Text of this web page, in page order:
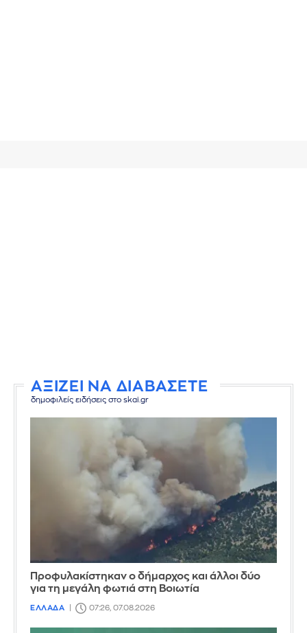
ΑΞΙΖΕΙ ΝΑ ΔΙΑΒΑΣΕΤΕ
δημοφιλείς ειδήσεις στο skai.gr
Προφυλακίστηκαν ο δήμαρχος και άλλοι δύο
για τη μεγάλη φωτιά στη Βοιωτία
ΕΛΛΑΔΑ 07:26, 07.08.2026